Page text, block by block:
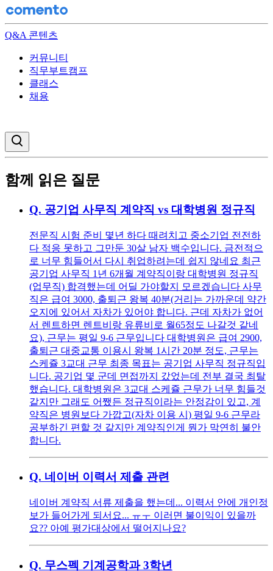
Q&A 콘텐츠
커뮤니티
직무부트캠프
클래스
채용
함께 읽은 질문
Q. 공기업 사무직 계약직 vs 대학병원 정규직
전문직 시험 준비 몇년 하다 때려치고 중소기업 전전하
다 적응 못하고 그만둔 30살 남자 백수입니다. 금전적으
로 너무 힘들어서 다시 취업하려는데 쉽지 않네요 최근
공기업 사무직 1년 6개월 계약직이랑 대학병원 정규직
(업무직) 합격했는데 어딜 가야할지 모르겠습니다 사무
직은 급여 3000, 출퇴근 왕복 40분(거리는 가까운데 약간
오지에 있어서 자차가 있어야 합니다. 근데 자차가 없어
서 렌트하면 렌트비랑 유류비로 월65정도 나갈것 같네
요), 근무는 평일 9-6 근무입니다 대학병원은 급여 2900,
출퇴근 대중교통 이용시 왕복 1시간 20분 정도, 근무는
스케쥴 3교대 근무 최종 목표는 공기업 사무직 정규직입
니다. 공기업 몇 군데 면접까지 갔었는데 전부 결국 최탈
했습니다. 대학병원은 3교대 스케쥴 근무가 너무 힘들것
같지만 그래도 어쨌든 정규직이라는 안정감이 있고, 계
약직은 병원보다 가깝고(자차 이용 시) 평일 9-6 근무라
공부하긴 편할 것 같지만 계약직인게 뭔가 막연히 불안
합니다.
Q. 네이버 이력서 제출 관련
네이버 계약직 서류 제출을 했는데... 이력서 안에 개인정
보가 들어가게 되서요... ㅠㅜ 이러면 불이익이 있을까
요?? 아예 평가대상에서 떨어지나요?
Q. 무스펙 기계공학과 3학년